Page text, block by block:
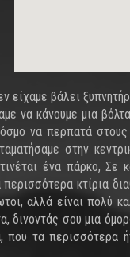
βάλει
να κάνουμε μια
να περπατά
στην
ένα πάρκο, Σε
κτίρια
αλλά είναι πολύ
σου μια
που τα